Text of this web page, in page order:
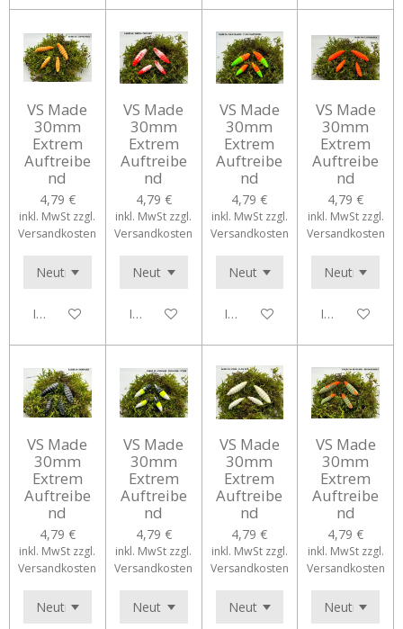
VS Made
30mm
Extrem
Auftreibe
nd
4,79 €
inkl. MwSt zzgl.
Versandkosten
In den Warenkorb
VS Made
30mm
Extrem
Auftreibe
nd
4,79 €
inkl. MwSt zzgl.
Versandkosten
In den Warenkorb
VS Made
30mm
Extrem
Auftreibe
nd
4,79 €
inkl. MwSt zzgl.
Versandkosten
In den Warenkorb
VS Made
30mm
Extrem
Auftreibe
nd
4,79 €
inkl. MwSt zzgl.
Versandkosten
In den
VS Made
30mm
Extrem
Auftreibe
nd
4,79 €
inkl. MwSt zzgl.
Versandkosten
VS Made
30mm
Extrem
Auftreibe
nd
4,79 €
inkl. MwSt zzgl.
Versandkosten
VS Made
30mm
Extrem
Auftreibe
nd
4,79 €
inkl. MwSt zzgl.
Versandkosten
VS Made
30mm
Extrem
Auftreibe
nd
4,79 €
inkl. MwSt zzgl.
Versandkosten